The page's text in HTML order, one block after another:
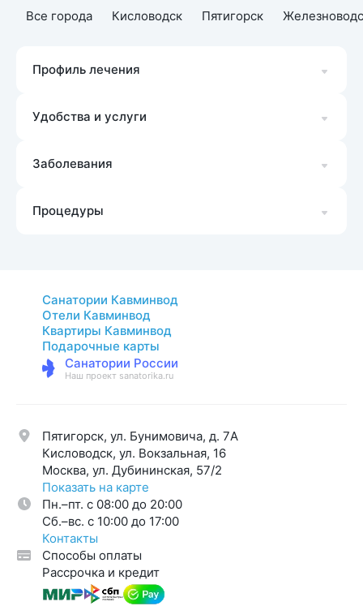
Все города Кисловодск Пятигорск
Профиль лечения
Удобства и услуги
Заболевания
Процедуры
Санатории Кавминвод
Отели Кавминвод
Квартиры Кавминвод
Подарочные карты
Санатории России
Наш проект sanatorika.ru
Пятигорск, ул. Бунимовича, д. 7A
Кисловодск, ул. Вокзальная, 16
Москва, ул. Дубининская, 57/2
Показать на карте
Пн.–пт. с 08:00 до 20:00
Cб.–вс. с 10:00 до 17:00
Контакты
Способы оплаты
Рассрочка и кредит